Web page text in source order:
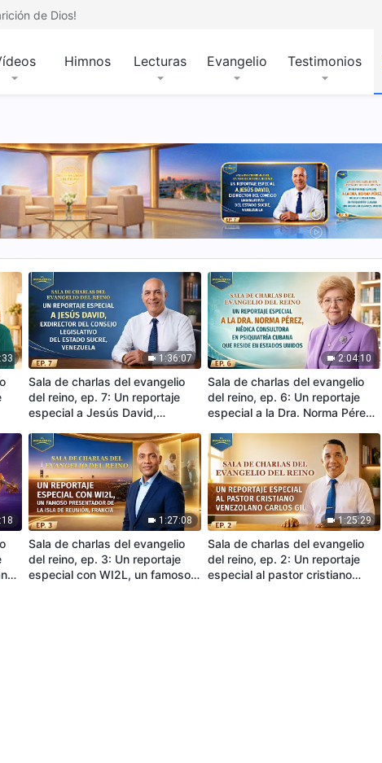
de Dios!
Himnos Lecturas Evangelio Testimonios
1:36:07
Sala de charlas del evangelio
del reino, ep. 7: Un reportaje
especial a Jesús David,
Legislativo del Estado Sucre,
Venezuela
2:04:10
Sala de charlas del evangelio
del reino, ep. 6: Un reportaje
especial a la Dra. Norma Pérez,
psiquiatría cubana que reside
en Estados Unidos
1:27:08
Sala de charlas del evangelio
del reino, ep. 3: Un reportaje
especial con WI2L, un famoso
1:25:29
Sala de charlas del evangelio
del reino, ep. 2: Un reportaje
especial al pastor cristiano